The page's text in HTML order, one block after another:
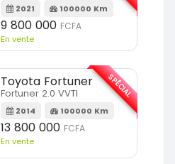
2021 100000 Km
9 800 000 FCFA
En vente
Toyota Fortuner
Fortuner 2.0 VVTI
2014 100000 Km
13 800 000 FCFA
En vente
SPÉCIAL